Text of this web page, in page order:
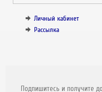
Личный кабинет
Рассылка
Подпишитесь и получите